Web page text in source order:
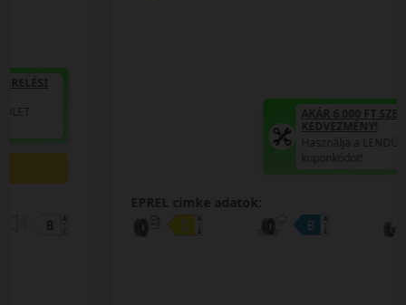
AKÁR 6.000 FT SZERELÉSI
KEDVEZMÉNY!
Használja a LENDÜLET
EPREL cimke adatok: